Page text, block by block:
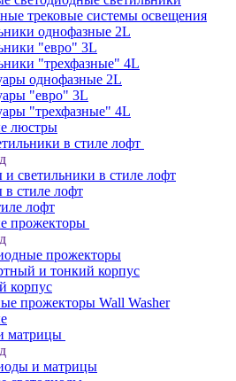
трековые системы освещения
однофазные 2L
"евро" 3L
"трехфазные" 4L
однофазные 2L
"евро" 3L
"трехфазные" 4L
люстры
в стиле лофт
светильники в стиле лофт
стиле лофт
лофт
прожекторы
прожекторы
и тонкий корпус
корпус
прожекторы Wall Washer
матрицы
и матрицы